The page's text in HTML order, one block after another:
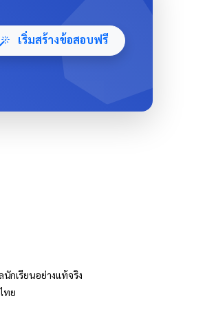
เริ่มสร้างข้อสอบฟรี
กเรียนอย่างแท้จริง
ทย